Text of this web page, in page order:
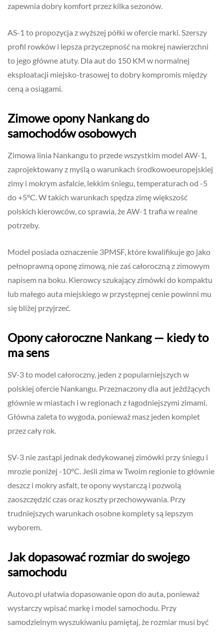
zapewnia dobry komfort przez kilka sezonów.
AS-1 to propozycja z wyższej półki w ofercie marki. Szerszy
profil rowków i lepsza przyczepność na mokrej nawierzchni
to jego główne atuty. Dla aut do 150 KM w normalnej
eksploatacji miejsko-trasowej to dobry kompromis między
ceną a osiągami.
Zimowe opony Nankang do
samochodów osobowych
Zimowa linia Nankangu to przede wszystkim model AW-1,
zaprojektowany z myślą o warunkach środkowoeuropejskiej
zimy i mokrym asfalcie, lekkim śniegu, temperaturach od -5
do +5°C. W takich warunkach spędza zimę większość
polskich kierowców, co sprawia, że AW-1 trafia w realne
potrzeby.
Model posiada oznaczenie 3PMSF, które kwalifikuje go jako
pełnoprawną oponę zimową, nie zaś całoroczną z zimowym
napisem na boku. Kierowcy szukający zimówki do kompaktu
lub małego auta miejskiego w przystępnej cenie powinni mu
się bliżej przyjrzeć.
Opony całoroczne Nankang — kiedy to
ma sens
SV-3 to model całoroczny, jeden z popularniejszych w
polskiej ofercie Nankangu. Przeznaczony dla aut jeżdżących
głównie w miastach i w regionach z łagodniejszymi zimami.
Główna zaleta to wygoda, ponieważ masz jeden komplet
przez cały rok.
SV-3 nie zastąpi jednak dedykowanej zimówki przy śniegu i
mrozie poniżej -10°C. Jeśli zima w Twoim regionie to głównie
deszcz i mokry asfalt, te opony wystarczą i pozwolą
zaoszczędzić czas oraz koszty przechowywania. Przy
trudniejszych warunkach osobne komplety są lepszym
wyborem.
Jak dopasować rozmiar do swojego
samochodu
Autovo.pl ułatwia dopasowanie opon do auta, ponieważ
wystarczy wpisać markę i model samochodu. Przy
samodzielnym wyszukiwaniu pamiętaj, że rozmiar musi być